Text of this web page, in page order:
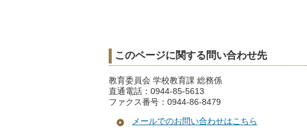
このページに関する問い合わせ先
教育委員会 学校教育課 総務係
直通電話：0944-85-5613
ファクス番号：0944-86-8479
メールでのお問い合わせはこちら